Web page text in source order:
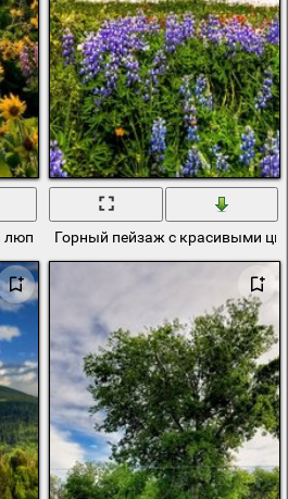
люпин подсолнухи
Горный пейзаж с красивыми